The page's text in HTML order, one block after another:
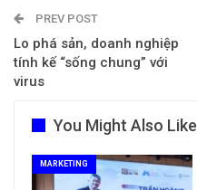
PREV POST
Lo phá sản, doanh nghiệp
tính kế “sống chung” với
virus
You Might Also Like
MARKETING